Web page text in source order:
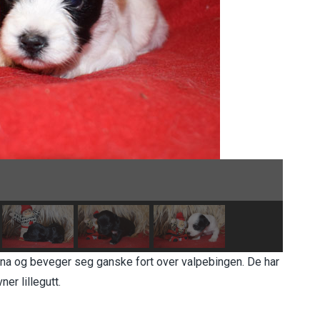
og beveger seg ganske fort over valpebingen. De har
lillegutt.